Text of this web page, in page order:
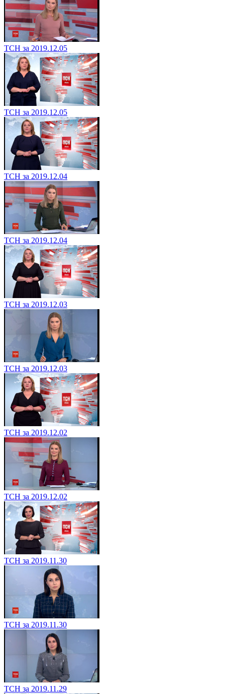
ТСН за 2019.12.05
ТСН за 2019.12.05
ТСН за 2019.12.04
ТСН за 2019.12.04
ТСН за 2019.12.03
ТСН за 2019.12.03
ТСН за 2019.12.02
ТСН за 2019.12.02
ТСН за 2019.11.30
ТСН за 2019.11.30
ТСН за 2019.11.29